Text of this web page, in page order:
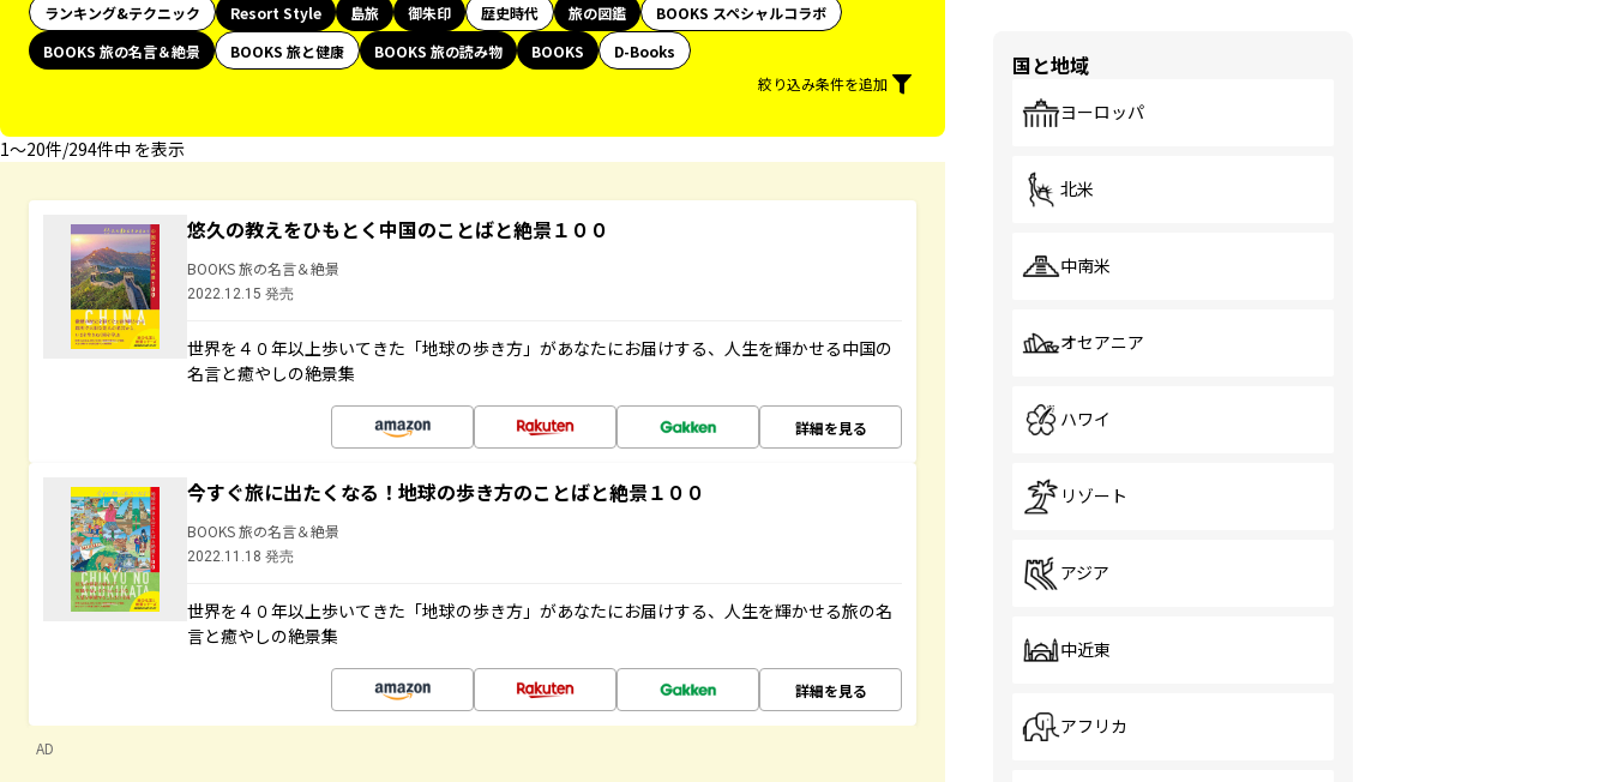
ランキング&テクニック
Resort Style 島旅 御朱印 歴史時代 旅の図鑑
BOOKS スペシャルコラボ
BOOKS 旅の名言＆絶景
BOOKS 旅と健康 BOOKS 旅の読み物 BOOKS
D-Books
絞り込み条件を追加
1〜20件/294件中 を表示
悠久の教えをひもとく中国のことばと絶景１００
BOOKS 旅の名言＆絶景
2022.12.15 発売
世界を４０年以上歩いてきた「地球の歩き方」があなたにお届けする、人生を輝かせる中国の
名言と癒やしの絶景集
詳細を見る
今すぐ旅に出たくなる！地球の歩き方のことばと絶景１００
BOOKS 旅の名言＆絶景
2022.11.18 発売
世界を４０年以上歩いてきた「地球の歩き方」があなたにお届けする、人生を輝かせる旅の名
言と癒やしの絶景集
詳細を見る
AD
国と地域
ヨーロッパ
北米
中南米
オセアニア
ハワイ
リゾート
アジア
中近東
アフリカ